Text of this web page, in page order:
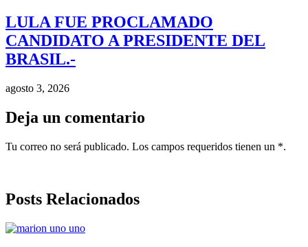
LULA FUE PROCLAMADO
CANDIDATO A PRESIDENTE DEL
BRASIL.-
agosto 3, 2026
Deja un comentario
Tu correo no será publicado. Los campos requeridos tienen un *.
Posts Relacionados